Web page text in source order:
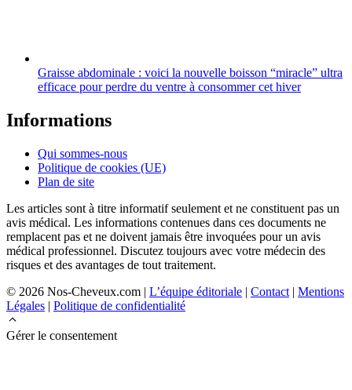
Graisse abdominale : voici la nouvelle boisson “miracle” ultra
efficace pour perdre du ventre à consommer cet hiver
Informations
Qui sommes-nous
Politique de cookies (UE)
Plan de site
Les articles sont à titre informatif seulement et ne constituent pas un
avis médical. Les informations contenues dans ces documents ne
remplacent pas et ne doivent jamais être invoquées pour un avis
médical professionnel. Discutez toujours avec votre médecin des
risques et des avantages de tout traitement.
© 2026 Nos-Cheveux.com | L’équipe éditoriale | Contact | Mentions
Légales | Politique de confidentialité
Gérer le consentement